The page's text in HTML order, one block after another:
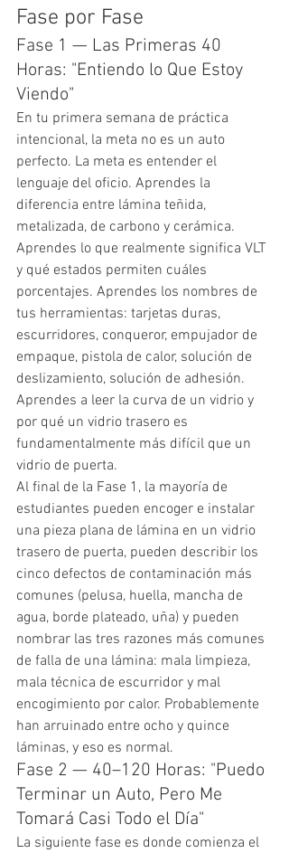
Fase por Fase
Fase 1 — Las Primeras 40
Horas: "Entiendo lo Que Estoy
Viendo"
En tu primera semana de práctica
intencional, la meta no es un auto
perfecto. La meta es entender el
lenguaje del oficio. Aprendes la
diferencia entre lámina teñida,
metalizada, de carbono y cerámica.
Aprendes lo que realmente significa VLT
y qué estados permiten cuáles
porcentajes. Aprendes los nombres de
tus herramientas: tarjetas duras,
escurridores, conqueror, empujador de
empaque, pistola de calor, solución de
deslizamiento, solución de adhesión.
Aprendes a leer la curva de un vidrio y
por qué un vidrio trasero es
fundamentalmente más difícil que un
vidrio de puerta.
Al final de la Fase 1, la mayoría de
estudiantes pueden encoger e instalar
una pieza plana de lámina en un vidrio
trasero de puerta, pueden describir los
cinco defectos de contaminación más
comunes (pelusa, huella, mancha de
agua, borde plateado, uña) y pueden
nombrar las tres razones más comunes
de falla de una lámina: mala limpieza,
mala técnica de escurridor y mal
encogimiento por calor. Probablemente
han arruinado entre ocho y quince
láminas, y eso es normal.
Fase 2 — 40–120 Horas: "Puedo
Terminar un Auto, Pero Me
Tomará Casi Todo el Día"
La siguiente fase es donde comienza el